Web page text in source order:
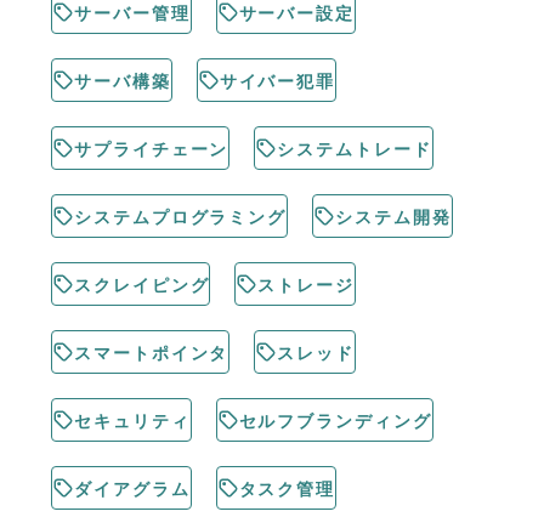
サーバー管理 サーバー設定
サーバ構築 サイバー犯罪
サプライチェーン システムトレード
システムプログラミング システム開発
スクレイピング ストレージ
スマートポインタ スレッド
セキュリティ セルフブランディング
ダイアグラム タスク管理